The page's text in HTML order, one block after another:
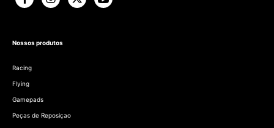
Nossos produtos
Racing
Flying
Gamepads
Peças de Reposiçao